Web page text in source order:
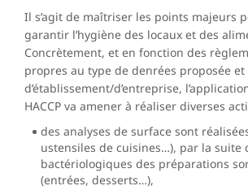
Il s’agit de maîtriser les points majeurs
garantir l’hygiène des locaux et des
Concrètement, et en fonction des
propres au type de denrées proposée
d’établissement/d’entreprise,
HACCP va amener à réaliser diverses
des analyses de surface sont
ustensiles de cuisines…), par la suite
bactériologiques des préparations
(entrées, desserts…),